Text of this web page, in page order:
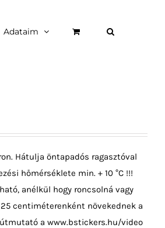
Adataim
Hátulja öntapadós ragasztóval
hőmérséklete min. + 10 °C !!!
anélkül hogy roncsolná vagy
centiméterenként növekednek a
a www.bstickers.hu/video